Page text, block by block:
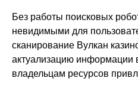
Без работы поисковых
невидимыми для
сканирование Вулкан
актуализацию информации
владельцам ресурсов